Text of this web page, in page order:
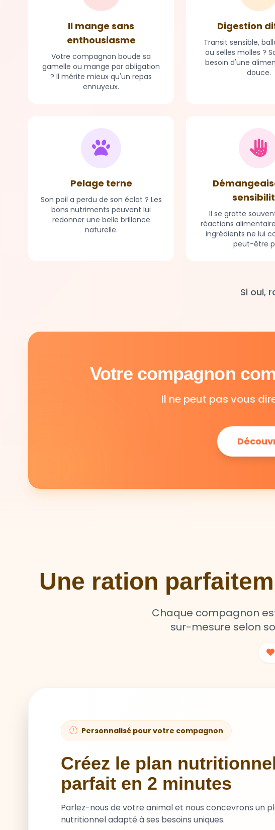
Il mange sans
enthousiasme
Votre compagnon boude sa
gamelle ou mange par obligation
? Il mérite mieux qu'un repas
ennuyeux.
Digestion
Transit sensible,
ou selles molles ?
besoin d'une
douce.
Pelage terne
Son poil a perdu de son éclat ? Les
bons nutriments peuvent lui
redonner une belle brillance
naturelle.
Il se gratte
réactions
ingrédients ne lui
peut-être
Si oui,
Votre compagnon
Il ne peut pas vous
Une ration
Chaque compagnon
sur-mesure selon
Personnalisé pour votre compagnon
Créez le plan
parfait en 2 minutes
Parlez-nous de votre animal et nous concevrons un
nutritionnel adapté à ses besoins uniques.